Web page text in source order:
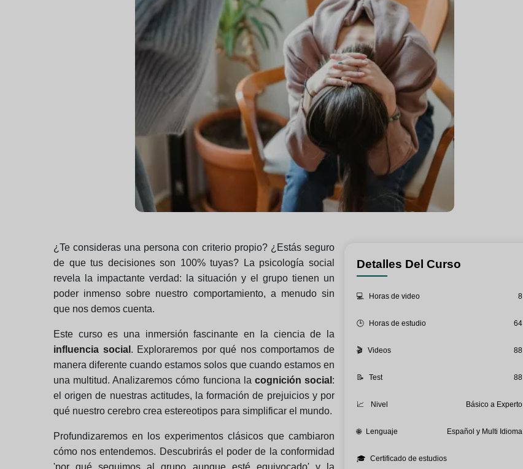
¿Te consideras una persona con criterio propio? ¿Estás seguro
de que tus decisiones son 100% tuyas? La psicología social
revela la impactante verdad: la situación y el grupo tienen un
poder inmenso sobre nuestro comportamiento, a menudo sin
que nos demos cuenta.
Este curso es una inmersión fascinante en la ciencia de la
influencia social . Exploraremos por qué nos comportamos de
manera diferente cuando estamos solos que cuando estamos en
una multitud. Analizaremos cómo funciona la cognición social :
el origen de nuestras actitudes, la formación de prejuicios y por
qué nuestro cerebro crea estereotipos para simplificar el mundo.
Profundizaremos en los experimentos clásicos que cambiaron
cómo nos entendemos. Descubrirás el poder de la conformidad
'por qué seguimos al grupo aunque esté equivocado' y la
Detalles Del Curso
💻 Horas de video 8
🕒 Horas de estudio 64
🎬 Videos 88
📝 Test 88
📈 Nivel Básico a Experto
🌐 Lenguaje Español y Multi Idioma
🎓 Certificado de estudios